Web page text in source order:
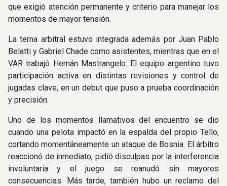
que exigió atención permanente y criterio para manejar los
momentos de mayor tensión.
La terna arbitral estuvo integrada además por Juan Pablo
Belatti y Gabriel Chade como asistentes, mientras que en el
VAR trabajó Hernán Mastrangelo. El equipo argentino tuvo
participación activa en distintas revisiones y control de
jugadas clave, en un debut que puso a prueba coordinación
y precisión.
Uno de los momentos llamativos del encuentro se dio
cuando una pelota impactó en la espalda del propio Tello,
cortando momentáneamente un ataque de Bosnia. El árbitro
reaccionó de inmediato, pidió disculpas por la interferencia
involuntaria y el juego se reanudó sin mayores
consecuencias. Más tarde, también hubo un reclamo del